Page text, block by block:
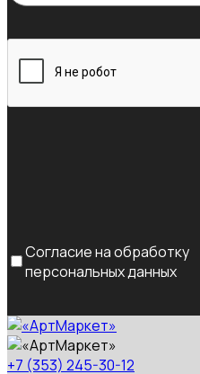
Согласие на обработку
персональных данных
+7 (353) 245-30-12